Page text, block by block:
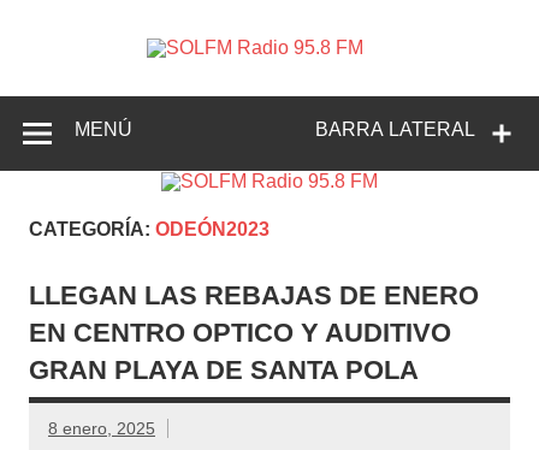
Radio
95.8 FM
Crevillente, Radio en Vega Baja y Radio en el Medio
BARRA LATERAL
MENÚ
CATEGORÍA: ODEÓN2023
LLEGAN LAS REBAJAS DE ENERO
EN CENTRO OPTICO Y AUDITIVO
GRAN PLAYA DE SANTA POLA
8 enero, 2025